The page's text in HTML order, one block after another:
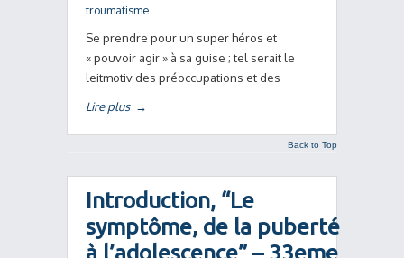
troumatisme
Se prendre pour un super héros et
« pouvoir agir » à sa guise ; tel serait le
leitmotiv des préoccupations et des
Lire plus →
Back to Top
Introduction, “Le
symptôme, de la puberté
à l’adolescence” – 33eme